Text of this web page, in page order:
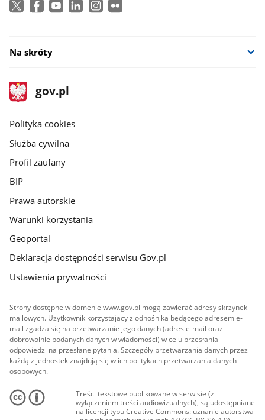
Na skróty
stopka
gov.pl
Strona
gov.pl
gov.pl
Polityka cookies
Służba cywilna
Profil zaufany
BIP
Prawa autorskie
Warunki korzystania
Geoportal
Deklaracja dostępności serwisu Gov.pl
Ustawienia prywatności
Strony dostępne w domenie www.gov.pl mogą zawierać adresy skrzynek
mailowych. Użytkownik korzystający z odnośnika będącego adresem e-
mail zgadza się na przetwarzanie jego danych (adres e-mail oraz
dobrowolnie podanych danych w wiadomości) w celu przesłania
odpowiedzi na przesłane pytania. Szczegóły przetwarzania danych przez
każdą z jednostek znajdują się w ich politykach przetwarzania danych
osobowych.
Treści tekstowe publikowane w serwisie (z
wyłączeniem treści audiowizualnych), są udostępniane
na licencji typu Creative Commons: uznanie autorstwa